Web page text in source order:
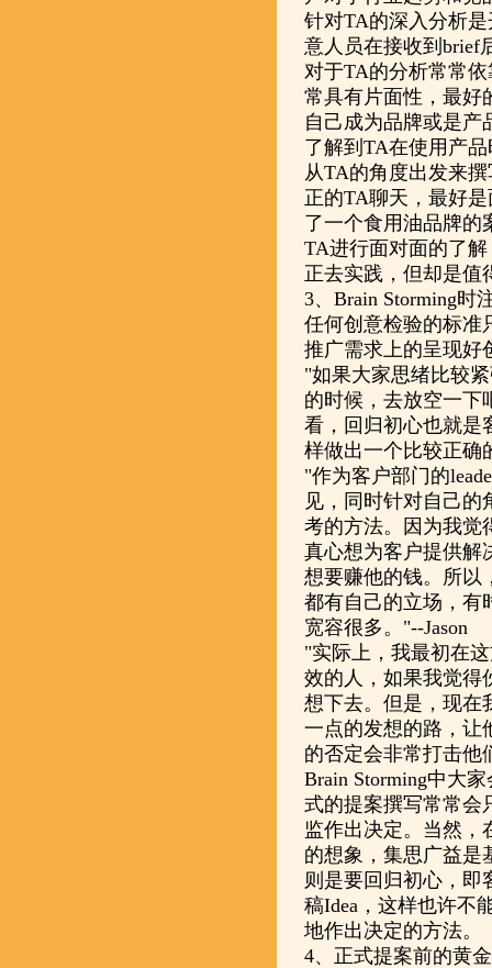
针对TA的深入分析
意人员在接收到brief
对于TA的分析常常
常具有片面性，最好
自己成为品牌或是产
了解到TA在使用产
从TA的角度出发来
正的TA聊天，最好
了一个食用油品牌的
TA进行面对面的了
正去实践，但却是值
3、Brain Storming时
任何创意检验的标准
推广需求上的呈现好
"如果大家思绪比较
的时候，去放空一下
看，回归初心也就是
样做出一个比较正确
"作为客户部门的
见，同时针对自己
考的方法。因为我觉
真心想为客户提供解
想要赚他的钱。所以
都有自己的立场，有
宽容很多。"--Jason
"实际上，我最初在
效的人，如果我觉得
想下去。但是，现在
一点的发想的路，让
的否定会非常打击他
Brain Storming中大
式的提案撰写常常会
监作出决定。当然，
的想象，集思广益是
则是要回归初心，即
稿Idea，这样也许不
地作出决定的方法。
4、正式提案前的黄